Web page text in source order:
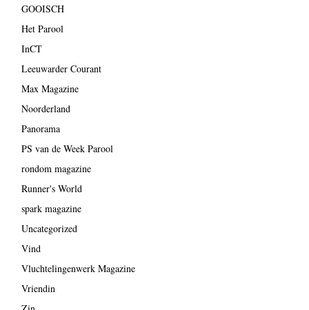
GOOISCH
Het Parool
InCT
Leeuwarder Courant
Max Magazine
Noorderland
Panorama
PS van de Week Parool
rondom magazine
Runner's World
spark magazine
Uncategorized
Vind
Vluchtelingenwerk Magazine
Vriendin